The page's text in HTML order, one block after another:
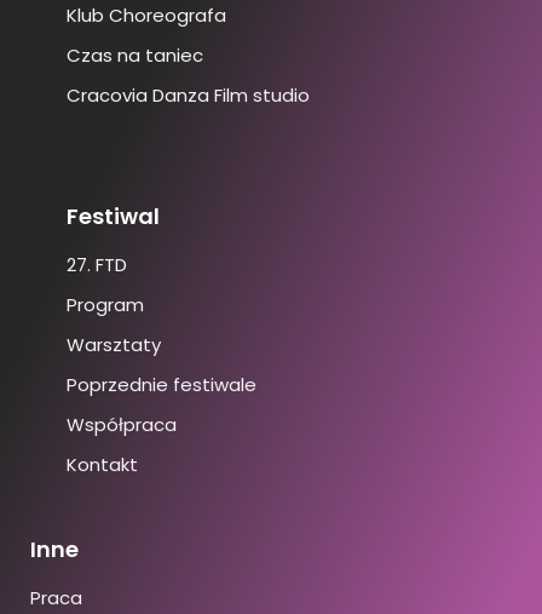
Klub Choreografa
Czas na taniec
Cracovia Danza Film studio
Festiwal
27. FTD
Program
Warsztaty
Poprzednie festiwale
Współpraca
Kontakt
Inne
Praca